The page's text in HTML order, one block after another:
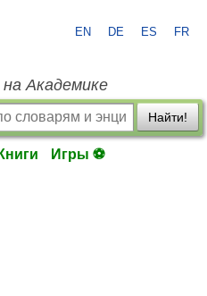
EN DE ES FR
Академике
Найти!
Книги Игры ⚽